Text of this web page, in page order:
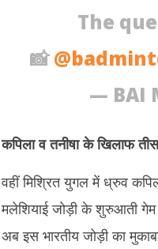
The
📸
— BAI
कपिला व तनीषा के खिलाफ
वहीं मिश्रित युगल में ध्रुव
मलेशियाई जोड़ी के शुरुआती
अब इस भारतीय जोड़ी का